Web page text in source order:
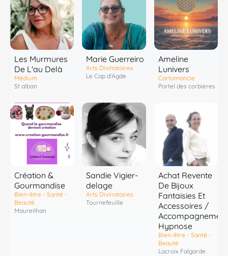
Les Murmures
De L'au Delà
Médium
St alban
Marie Guerreiro
Arts Divinatoires
Le Cap d'Agde
Ameline
Lunivers
Cartomancie
Portel des corbieres
Création &
Gourmandise
Bien-être - Santé -
Beauté
Maureilhan
Sandie Vigier-
delage
Arts Divinatoires
Tournefeuille
Achat Revente
De Bijoux
Fantaisies Et
Accessoires /
Accompagnement
Hypnose
Bien-être - Santé -
Beauté
Lacroix Falgarde